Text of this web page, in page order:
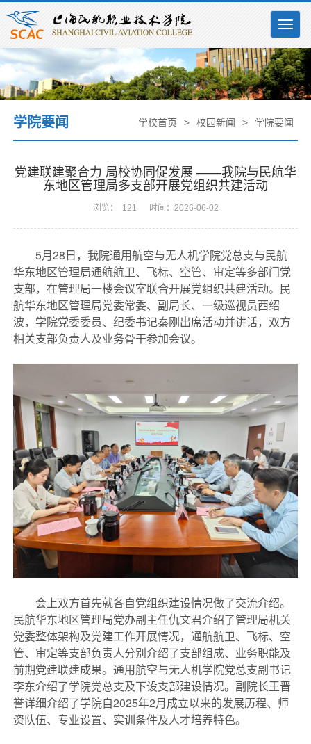
学院要闻 学校首页 > 校园新闻 > 学院要闻
党建联建聚合力 局校协同促发展 ——我院与民航华
东地区管理局多支部开展党组织共建活动
浏览： 121 时间：2026-06-02
5月28日，我院通用航空与无人机学院党总支与民航
华东地区管理局通航航卫、飞标、空管、审定等多部门党
支部，在管理局一楼会议室联合开展党组织共建活动。民
航华东地区管理局党委常委、副局长、一级巡视员西绍
波，学院党委委员、纪委书记秦刚出席活动并讲话，双方
相关支部负责人及业务骨干参加会议。
会上双方首先就各自党组织建设情况做了交流介绍。
民航华东地区管理局党办副主任仇文君介绍了管理局机关
党委整体架构及党建工作开展情况，通航航卫、飞标、空
管、审定等支部负责人分别介绍了支部组成、业务职能及
前期党建联建成果。通用航空与无人机学院党总支副书记
李东介绍了学院党总支及下设支部建设情况。副院长王晋
誉详细介绍了学院自2025年2月成立以来的发展历程、师
资队伍、专业设置、实训条件及人才培养特色。